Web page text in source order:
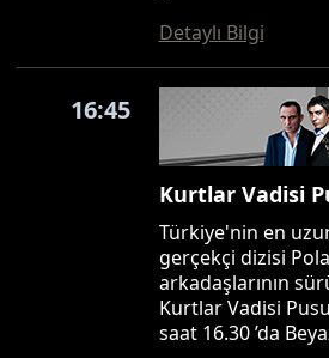
Detaylı Bilgi
16:45
Kurtlar Vadisi
Türkiye'nin en
gerçekçi dizisi
arkadaşlarının
Kurtlar Vadisi
saat 16.30 ’da